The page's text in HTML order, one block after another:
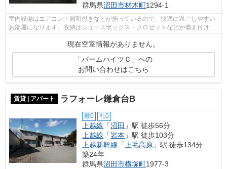
群馬県沼田市材木町1294-1
室内設備はエアコン・照明付きなどが揃っているので、快適に過ごしやすい
お部屋になります。収納はシューズボックス・クロゼットなどが備え付けら
れているので、衣類や日用品の収納に...
現在空室情報がありません。
「パームハイツＣ」への
お問い合わせはこちら
賃貸 | アパート ラフォーレ鎌倉台B
敷0 礼0
上越線 「沼田 」駅 徒歩56分
上越線 「岩本 」駅 徒歩103分
上越新幹線 「上毛高原 」駅 徒歩134分
築24年
群馬県沼田市横塚町1977-3